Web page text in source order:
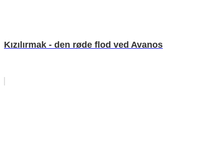
Kızılırmak - den røde flod ved Avanos